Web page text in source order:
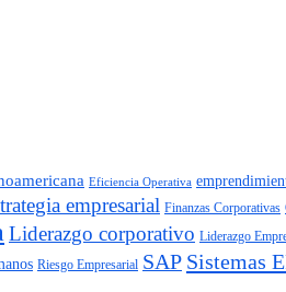
Eficiencia Operativa
empresarial Finanzas Corporativas
Liderazgo corporativo Liderazgo
Riesgo Empresarial SAP Sistemas